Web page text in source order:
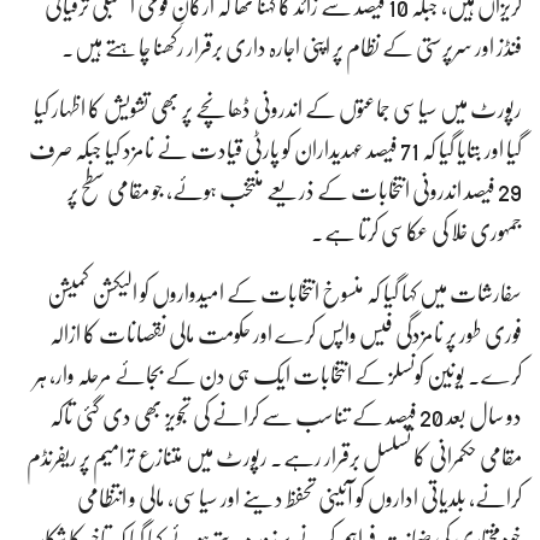
گریزاں ہیں، جبکہ 10 فیصد سے زائد کا کہنا تھا کہ ارکانِ قومی اسمبلی ترقیاتی
فنڈز اور سرپرستی کے نظام پر اپنی اجارہ داری برقرار رکھنا چاہتے ہیں۔
رپورٹ میں سیاسی جماعتوں کے اندرونی ڈھانچے پر بھی تشویش کا اظہار کیا
گیا اور بتایا گیا کہ 71 فیصد عہدیداران کو پارٹی قیادت نے نامزد کیا جبکہ صرف
29 فیصد اندرونی انتخابات کے ذریعے منتخب ہوئے، جو مقامی سطح پر
جمہوری خلا کی عکاسی کرتا ہے۔
سفارشات میں کہا گیا کہ منسوخ انتخابات کے امیدواروں کو الیکشن کمیشن
فوری طور پر نامزدگی فیس واپس کرے اور حکومت مالی نقصانات کا ازالہ
کرے۔ یونین کونسلز کے انتخابات ایک ہی دن کے بجائے مرحلہ وار، ہر
دو سال بعد 20 فیصد کے تناسب سے کرانے کی تجویز بھی دی گئی تاکہ
مقامی حکمرانی کا تسلسل برقرار رہے۔ رپورٹ میں متنازع ترامیم پر ریفرنڈم
کرانے، بلدیاتی اداروں کو آئینی تحفظ دینے اور سیاسی، مالی و انتظامی